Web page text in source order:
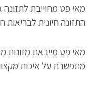
מאי פט מחוייבת לתזונה
התזונה חיונית לבריאות
מאי פט מייבאת מזונות
מתפשרת על איכות